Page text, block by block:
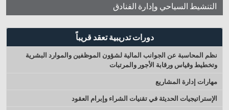
التنشيط السياحي وإدارة الفنادق
دورات تدريبية تعقد قريباً
نظم المحاسبة عن الجوانب المالية لشؤون الموظفين والموارد البشرية
وتخطيط وقياس ورقابة الأجور والمرتبات
مهارات إدارة المشاريع
الإستراتيجيات الحديثة في تقنيات الشراء وإبرام العقود